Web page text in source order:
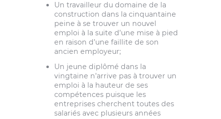
Un travailleur du domaine de la
construction dans la cinquantaine
peine à se trouver un nouvel
emploi à la suite d’une mise à pied
en raison d’une faillite de son
ancien employeur;
Un jeune diplômé dans la
vingtaine n’arrive pas à trouver un
emploi à la hauteur de ses
compétences puisque les
entreprises cherchent toutes des
salariés avec plusieurs années